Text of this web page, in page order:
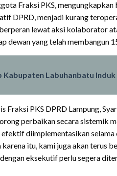
Fraksi PKS,
DPRD, menjadi kurang
lewat aksi kolaborator
dewan yang telah membangun
Kabupaten Labuhanbatu Induk
Fraksi PKS DPRD Lampung,
perbaikan secara sistemik
efektif diimplementasikan
itu, kami juga akan terus
eksekutif perlu segera